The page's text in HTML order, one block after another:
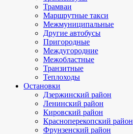
Трамваи
Маршрутные такси
Межмуниципальные
Другие автобусы
Пригородные
Междугородние
Межобластные
Транзитные
Теплоходы
Остановки
Дзержинский район
Ленинский район
Кировский район
Красноперекопский район
Фрунзенский район